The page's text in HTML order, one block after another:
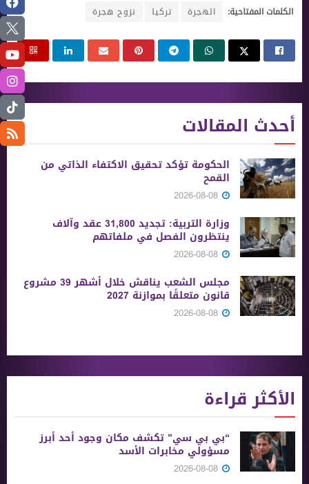
الكلمات المفتاحية: الهجرة تركيا نزوح هجرة
أحدث المقالات
الحكومة تؤكد تحقيق الاكتفاء الذاتي من
القمح
وزارة التربية: تجديد 31,800 عقد وآلاف
ينتظرون الفصل في ملفاتهم
مجلس الشعب يناقش خلال أشهر 39 مشروع
قانون متعلقًا بموازنة 2027
الأكثر قراءة
“بي بي سي” تكشف مكان وجود أحد أبرز
مسؤولي مخابرات الأسد